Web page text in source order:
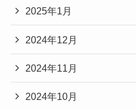
2025年1月
2024年12月
2024年11月
2024年10月